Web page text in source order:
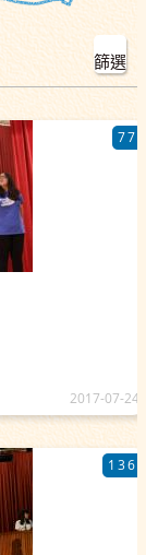
篩選
77
2017-07-24
136